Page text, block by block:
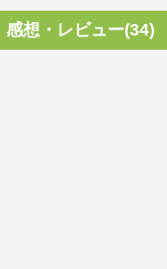
感想・レビュー(34)